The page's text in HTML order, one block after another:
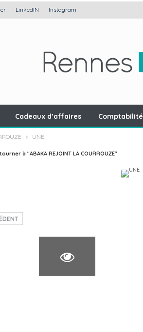
LinkedIN Instagram
Cadeaux d’affaires Comptabilité
UNE
à "ABAKA REJOINT LA COURROUZE"